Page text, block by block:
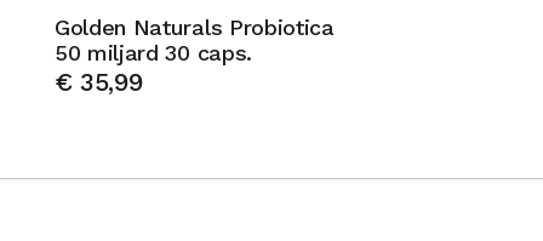
Golden Naturals Probiotica
50 miljard 30 caps.
€35,99